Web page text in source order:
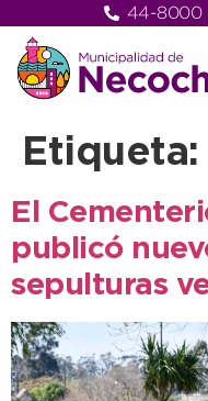
44-8000
Etiqueta:
El
publicó
sepulturas